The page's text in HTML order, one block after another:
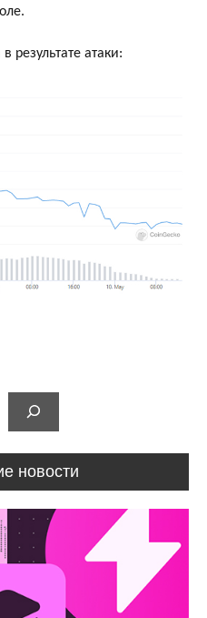
результате атаки:
новости